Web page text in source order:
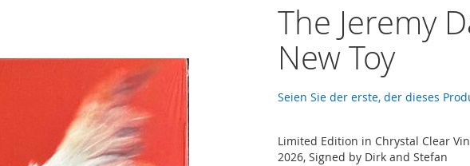
The Jeremy
New Toy
Seien Sie der erste, der dieses
Limited Edition in Chrystal Clear
2026, Signed by Dirk and Stefan